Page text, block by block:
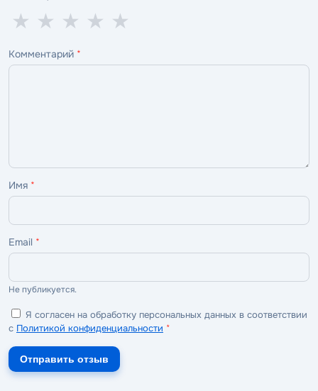
5
—
★
4
—
★
3
—
★
2
—
★
1
—
★
Комментарий *
Имя *
Email *
Не публикуется.
Я согласен на обработку персональных данных в соответствии
с Политикой конфиденциальности *
Отправить отзыв